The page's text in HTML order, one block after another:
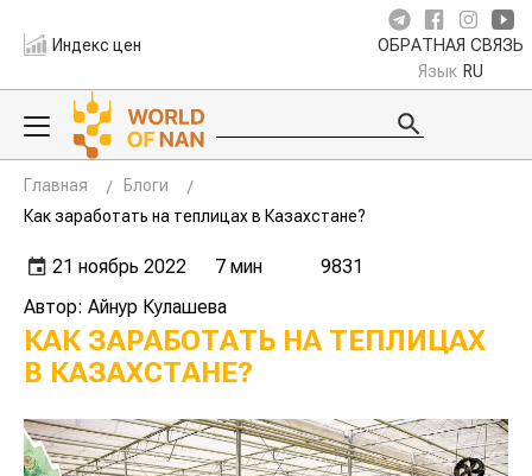
Индекс цен ОБРАТНАЯ СВЯЗЬ
Язык RU
Главная
Блоги
Как заработать на теплицах в Казахстане?
21 ноябрь 2022 7 мин
9831
Автор: Айнур Кулашева
КАК ЗАРАБОТАТЬ НА ТЕПЛИЦАХ
В КАЗАХСТАНЕ?